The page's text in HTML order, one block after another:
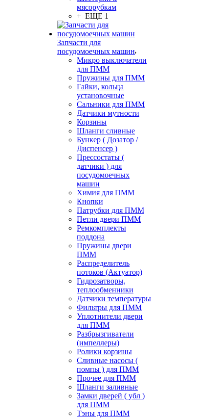
мясорубкам
+ ЕЩЕ 1
Запчасти для
посудомоечных машин
Микро выключатели
для ПММ
Пружины для ПММ
Гайки, кольца
установочные
Сальники для ПММ
Датчики мутности
Корзины
Шланги сливные
Бункер ( Дозатор /
Диспенсер )
Прессостаты (
датчики ) для
посудомоечных
машин
Химия для ПММ
Кнопки
Патрубки для ПММ
Петли двери ПММ
Ремкомплекты
поддона
Пружины двери
ПММ
Распределитель
потоков (Актуатор)
Гидрозатворы,
теплообменники
Датчики температуры
Фильтры для ПММ
Уплотнители двери
для ПММ
Разбрызгиватели
(импеллеры)
Ролики корзины
Сливные насосы (
помпы ) для ПММ
Прочее для ПММ
Шланги заливные
Замки дверей ( убл )
для ПММ
Тэны для ПММ